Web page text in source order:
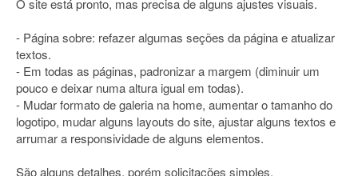
O site está pronto, mas precisa de alguns ajustes visuais.
- Página sobre: refazer algumas seções da página e atualizar
textos.
- Em todas as páginas, padronizar a margem (diminuir um
pouco e deixar numa altura igual em todas).
- Mudar formato de galeria na home, aumentar o tamanho do
logotipo, mudar alguns layouts do site, ajustar alguns textos e
arrumar a responsividade de alguns elementos.
São alguns detalhes, porém solicitações simples.